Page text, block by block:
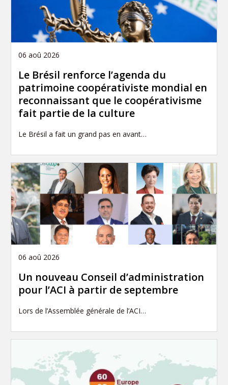
06 aoû 2026
Le Brésil renforce l’agenda du
patrimoine coopérativiste mondial en
reconnaissant que le coopérativisme
fait partie de la culture
Le Brésil a fait un grand pas en avant…
06 aoû 2026
Un nouveau Conseil d’administration
pour l’ACI à partir de septembre
Lors de l’Assemblée générale de l’ACI…